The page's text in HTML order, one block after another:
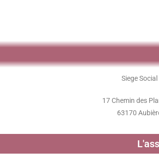
Siege Social
17 Chemin des
63170